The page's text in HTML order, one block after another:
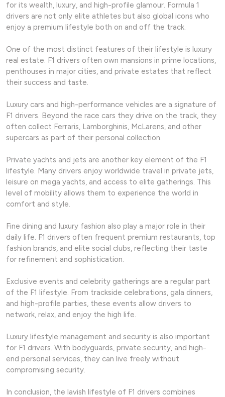
for its wealth, luxury, and high-profile glamour. Formula 1
drivers are not only elite athletes but also global icons who
enjoy a premium lifestyle both on and off the track.
One of the most distinct features of their lifestyle is luxury
real estate. F1 drivers often own mansions in prime locations,
penthouses in major cities, and private estates that reflect
their success and taste.
Luxury cars and high-performance vehicles are a signature of
F1 drivers. Beyond the race cars they drive on the track, they
often collect Ferraris, Lamborghinis, McLarens, and other
supercars as part of their personal collection.
Private yachts and jets are another key element of the F1
lifestyle. Many drivers enjoy worldwide travel in private jets,
leisure on mega yachts, and access to elite gatherings. This
level of mobility allows them to experience the world in
comfort and style.
Fine dining and luxury fashion also play a major role in their
daily life. F1 drivers often frequent premium restaurants, top
fashion brands, and elite social clubs, reflecting their taste
for refinement and sophistication.
Exclusive events and celebrity gatherings are a regular part
of the F1 lifestyle. From trackside celebrations, gala dinners,
and high-profile parties, these events allow drivers to
network, relax, and enjoy the high life.
Luxury lifestyle management and security is also important
for F1 drivers. With bodyguards, private security, and high-
end personal services, they can live freely without
compromising security.
In conclusion, the lavish lifestyle of F1 drivers combines